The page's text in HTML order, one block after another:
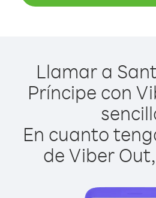
Llamar a
Príncipe con
En cuanto
de Viber